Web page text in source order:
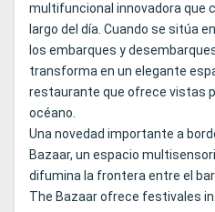
multifuncional innovadora que
largo del día. Cuando se sitúa
los embarques y
transforma en un elegante
restaurante que ofrece vistas
océano.
Una novedad importante a
Bazaar, un espacio
difumina la frontera entre el
The Bazaar ofrece festivales